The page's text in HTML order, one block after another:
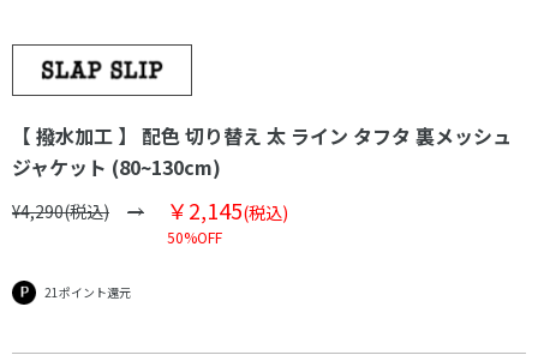
【 撥水加工 】 配色 切り替え 太 ライン タフタ 裏メッシュ
ジャケット (80~130cm)
¥4,290(税込) ￥2,145(税込)
50%OFF
21ポイント還元